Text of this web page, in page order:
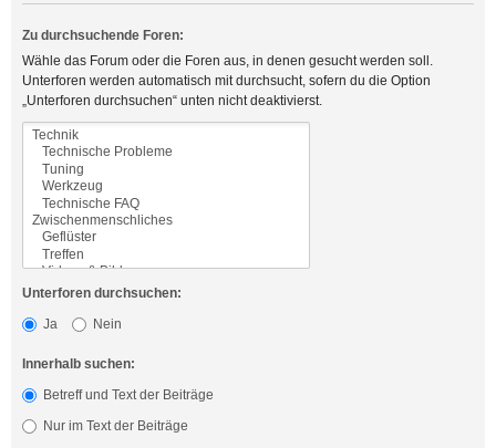
Zu durchsuchende Foren:
Wähle das Forum oder die Foren aus, in denen gesucht werden soll.
Unterforen werden automatisch mit durchsucht, sofern du die Option
„Unterforen durchsuchen“ unten nicht deaktivierst.
Unterforen durchsuchen:
Ja
Nein
Innerhalb suchen:
Betreff und Text der Beiträge
Nur im Text der Beiträge